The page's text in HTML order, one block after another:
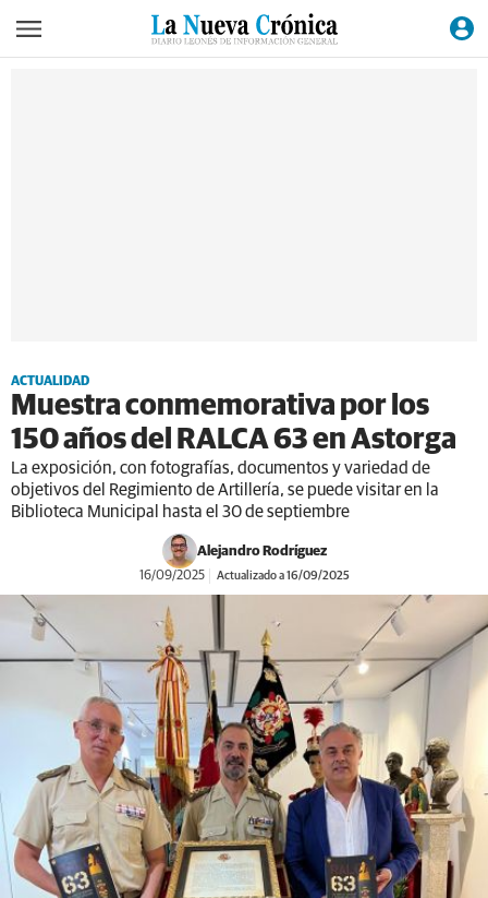
ACTUALIDAD
Muestra conmemorativa por los
150 años del RALCA 63 en Astorga
La exposición, con fotografías, documentos y variedad de
objetivos del Regimiento de Artillería, se puede visitar en la
Biblioteca Municipal hasta el 30 de septiembre
Alejandro Rodríguez
16/09/2025 Actualizado a 16/09/2025